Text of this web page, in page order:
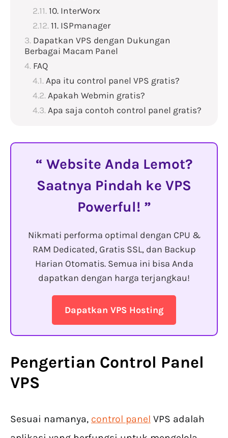
10. InterWorx
11. ISPmanager
Dapatkan VPS dengan Dukungan
Berbagai Macam Panel
FAQ
Apa itu control panel VPS gratis?
Apakah Webmin gratis?
Apa saja contoh control panel gratis?
Website Anda Lemot?
Saatnya Pindah ke VPS
Powerful!
Nikmati performa optimal dengan CPU &
RAM Dedicated, Gratis SSL, dan Backup
Harian Otomatis. Semua ini bisa Anda
dapatkan dengan harga terjangkau!
Dapatkan VPS Hosting
Pengertian Control Panel
VPS
Sesuai namanya, control panel VPS adalah